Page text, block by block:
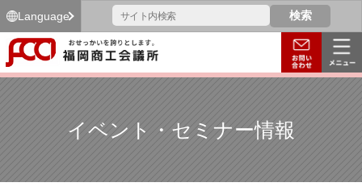
Language
イベント・セミナー情報